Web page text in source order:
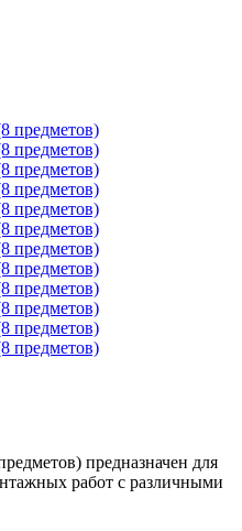
предназначен для
работ с различными